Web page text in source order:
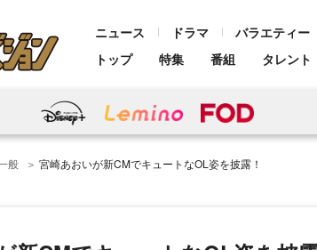
ニュース ドラマ バラエティー
トップ
特集 番組 タレント
般 宮崎あおいが新CMでキュートなOL姿を披露！